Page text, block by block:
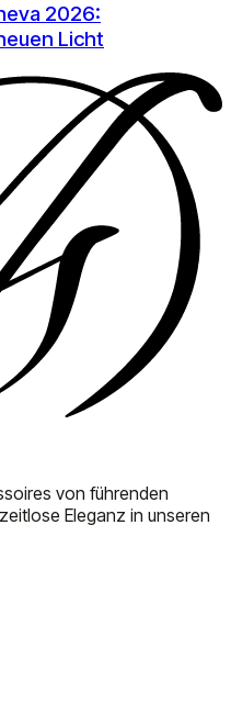
2026:
Licht
von führenden
Eleganz in unseren